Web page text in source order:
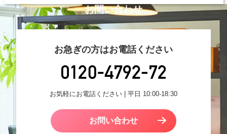
お問い合わせ
お急ぎの方はお電話ください
お気軽にお電話ください | 平日 10:00-18:30
お問い合わせ